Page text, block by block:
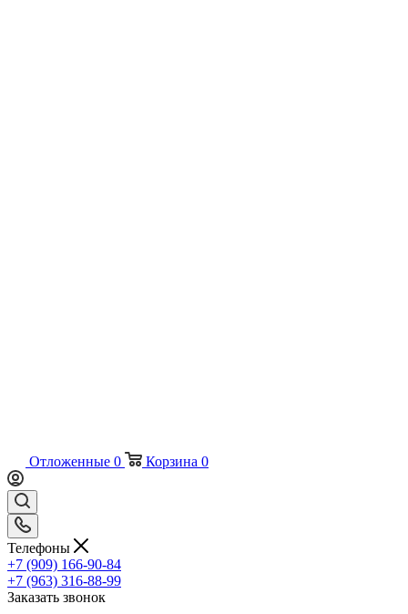
Отложенные 0 Корзина 0
Телефоны
+7 (909) 166-90-84
+7 (963) 316-88-99
Заказать звонок